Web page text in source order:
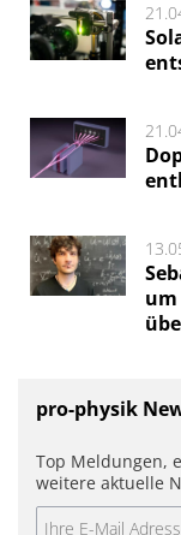
pro-physik
Top Meldungen,
weitere aktuelle